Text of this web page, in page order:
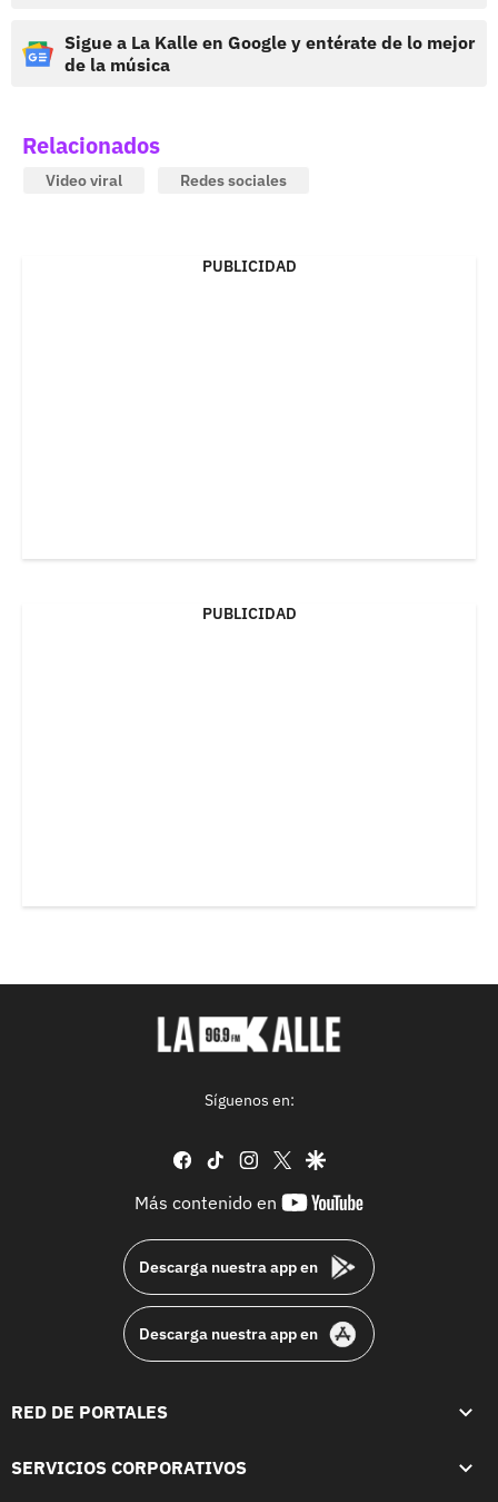
Sigue a La Kalle en Google y entérate de lo mejor
de la música
Relacionados
Video viral Redes sociales
PUBLICIDAD
PUBLICIDAD
Síguenos en:
facebook
tiktok instagram
twittergoogle
Más contenido en
youtube-
Descarga nuestra app en
Descarga nuestra app en
RED DE PORTALES
SERVICIOS CORPORATIVOS